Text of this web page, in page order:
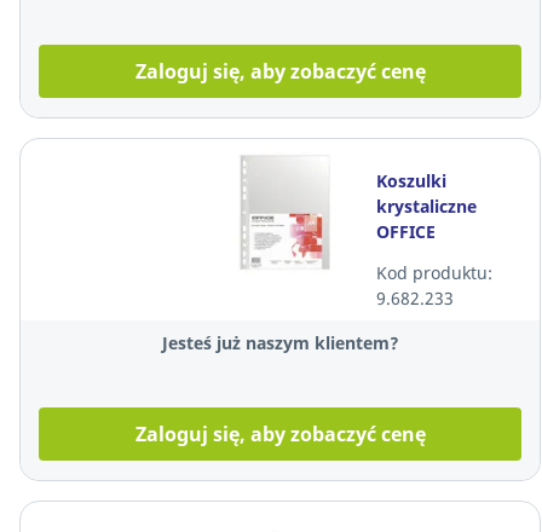
Zaloguj się, aby zobaczyć cenę
Koszulki
krystaliczne
OFFICE
40 mikronów,
100 sztuk
Kod produktu:
9.682.233
Jesteś już naszym klientem?
Zaloguj się, aby zobaczyć cenę